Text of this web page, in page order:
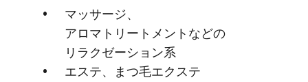
マッサージ、​
アロマトリートメントなどの​
リラクゼーション系
エステ、​まつ毛エクステ​